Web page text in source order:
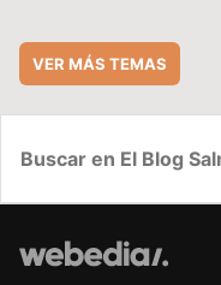
VER MÁS TEMAS